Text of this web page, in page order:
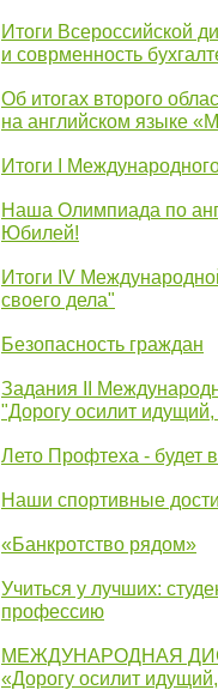
Итоги Всероссийской
и соврменность
Об итогах второго
на английском языке
Итоги I
Наша Олимпиада по
Юбилей!
Итоги IV
своего дела"
Безопасность граждан
Задания II
"Дорогу осилит
Лето Профтеха - будет
Наши спортивные
«Банкротство рядом»
Учиться у лучших:
профессию
МЕЖДУНАРОДНАЯ
«Дорогу осилит